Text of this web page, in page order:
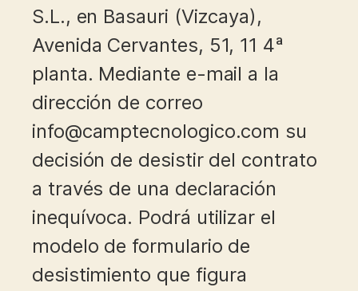
S.L., en Basauri (Vizcaya),
Avenida Cervantes, 51, 11 4ª
planta. Mediante e-mail a la
dirección de correo
info@camptecnologico.com su
decisión de desistir del contrato
a través de una declaración
inequívoca. Podrá utilizar el
modelo de formulario de
desistimiento que figura